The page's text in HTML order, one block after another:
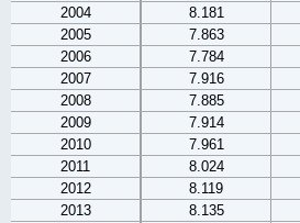
2004
8.181
2005
7.863
2006
7.784
2007
7.916
2008
7.885
2009
7.914
2010
7.961
2011
8.024
2012
8.119
2013
8.135